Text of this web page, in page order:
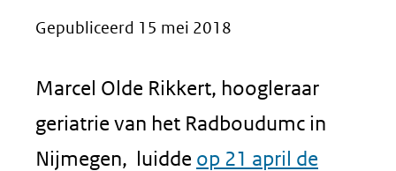
Gepubliceerd 15 mei 2018
Marcel Olde Rikkert, hoogleraar
geriatrie van het Radboudumc in
Nijmegen, luidde op 21 april de